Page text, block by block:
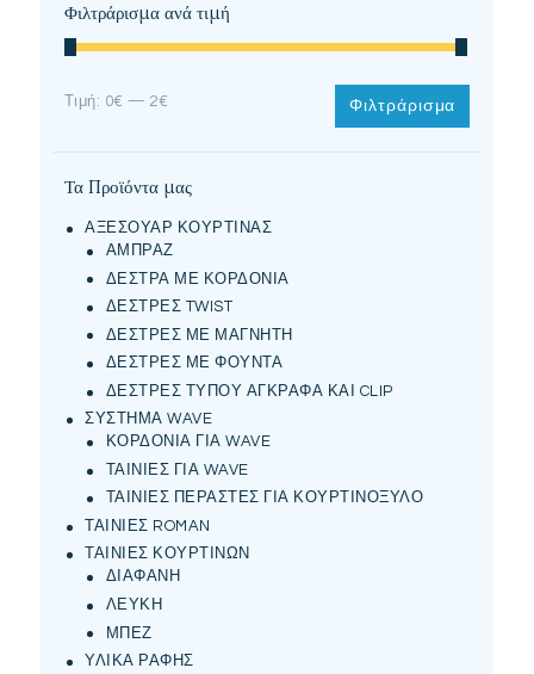
Φιλτράρισμα ανά τιμή
Ελάχιστη
Μέγιστη Φιλτράρισμα
Τιμή: 0€ — 2€
Τα Προϊόντα μας
ΑΞΕΣΟΥΑΡ ΚΟΥΡΤΙΝΑΣ
ΑΜΠΡΑΖ
ΔΕΣΤΡΑ ΜΕ ΚΟΡΔΟΝΙΑ
ΔΕΣΤΡΕΣ TWIST
ΔΕΣΤΡΕΣ ΜΕ ΜΑΓΝΗΤΗ
ΔΕΣΤΡΕΣ ΜΕ ΦΟΥΝΤΑ
ΔΕΣΤΡΕΣ ΤΥΠΟΥ ΑΓΚΡΑΦΑ ΚΑΙ CLIP
ΣΥΣΤΗΜΑ WAVE
ΚΟΡΔΟΝΙΑ ΓΙΑ WAVE
ΤΑΙΝΙΕΣ ΓΙΑ WAVE
ΤΑΙΝΙΕΣ ΠΕΡΑΣΤΕΣ ΓΙΑ ΚΟΥΡΤΙΝΟΞΥΛΟ
ΤΑΙΝΙΕΣ ROMAN
ΤΑΙΝΙΕΣ ΚΟΥΡΤΙΝΩΝ
ΔΙΑΦΑΝΗ
ΛΕΥΚΗ
ΜΠΕΖ
ΥΛΙΚΑ ΡΑΦΗΣ